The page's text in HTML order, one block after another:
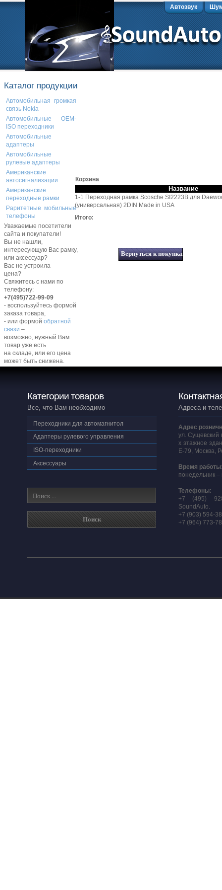
Автозвук
Каталог продукции
Автомобильная громкая
связь Nokia
Автомобильные OEM-
ISO переходники
Автомобильные
адаптеры
Автомобильные
рулевые адаптеры
Американские
автосигнализации
Американские
переходные рамки
Раритетные мобильные
телефоны
Уважаемые посетители
сайта и покупатели!
Вы не нашли,
интересующую Вас рамку,
или аксессуар?
Вас не устроила
цена?
Свяжитесь с нами по
телефону:
+7(495)722-99-09
- воспользуйтесь формой
заказа товара,
- или формой обратной
связи –
возможно, нужный Вам
товар уже есть
на складе, или его цена
может быть снижена.
Корзина
Название
1-1 Переходная рамка Scosche SI2223B для
(универсальная) 2DIN Made in USA
Итого:
Категории товаров
Все, что Вам необходимо
Переходники для автомагнитол
Адаптеры рулевого управления
ISO-переходники
Аксессуары
Адреса и
Адрес
ул. Сущевский
х этажное
E-79, Москва,
Время
понедельник –
Телефоны:
+7 (495)
SoundAuto.
+7 (903) 594-
+7 (964) 773-